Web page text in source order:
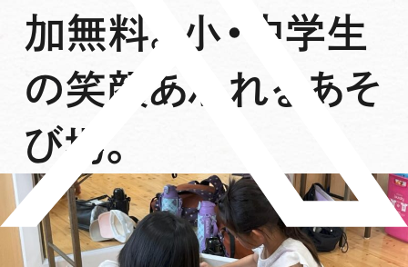
加無料。小・中学生
の笑顔あふれるあそ
び場。